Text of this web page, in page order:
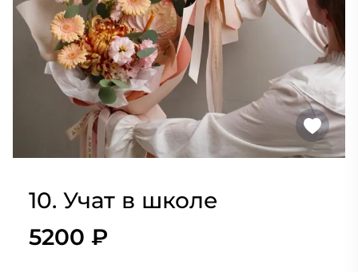
10. Учат в школе
5200 ₽